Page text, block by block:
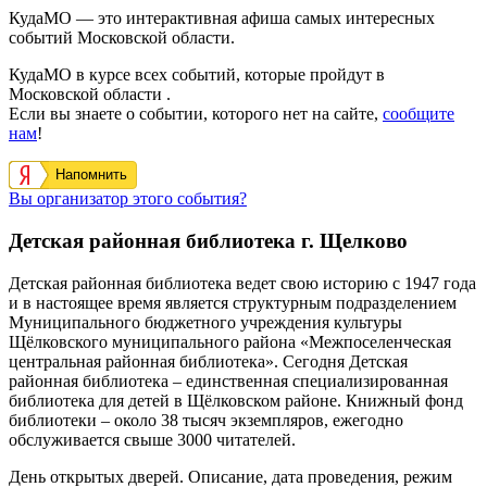
КудаМО — это интерактивная афиша самых интересных
событий Московской области.
КудаМО в курсе всех событий, которые пройдут в
Московской области .
Если вы знаете о событии, которого нет на сайте, сообщите
нам!
Напомнить
Вы организатор этого события?
Детская районная библиотека г. Щелково
Детская районная библиотека ведет свою историю с 1947 года
и в настоящее время является структурным подразделением
Муниципального бюджетного учреждения культуры
Щёлковского муниципального района «Межпоселенческая
центральная районная библиотека». Сегодня Детская
районная библиотека – единственная специализированная
библиотека для детей в Щёлковском районе. Книжный фонд
библиотеки – около 38 тысяч экземпляров, ежегодно
обслуживается свыше 3000 читателей.
День открытых дверей. Описание, дата проведения, режим